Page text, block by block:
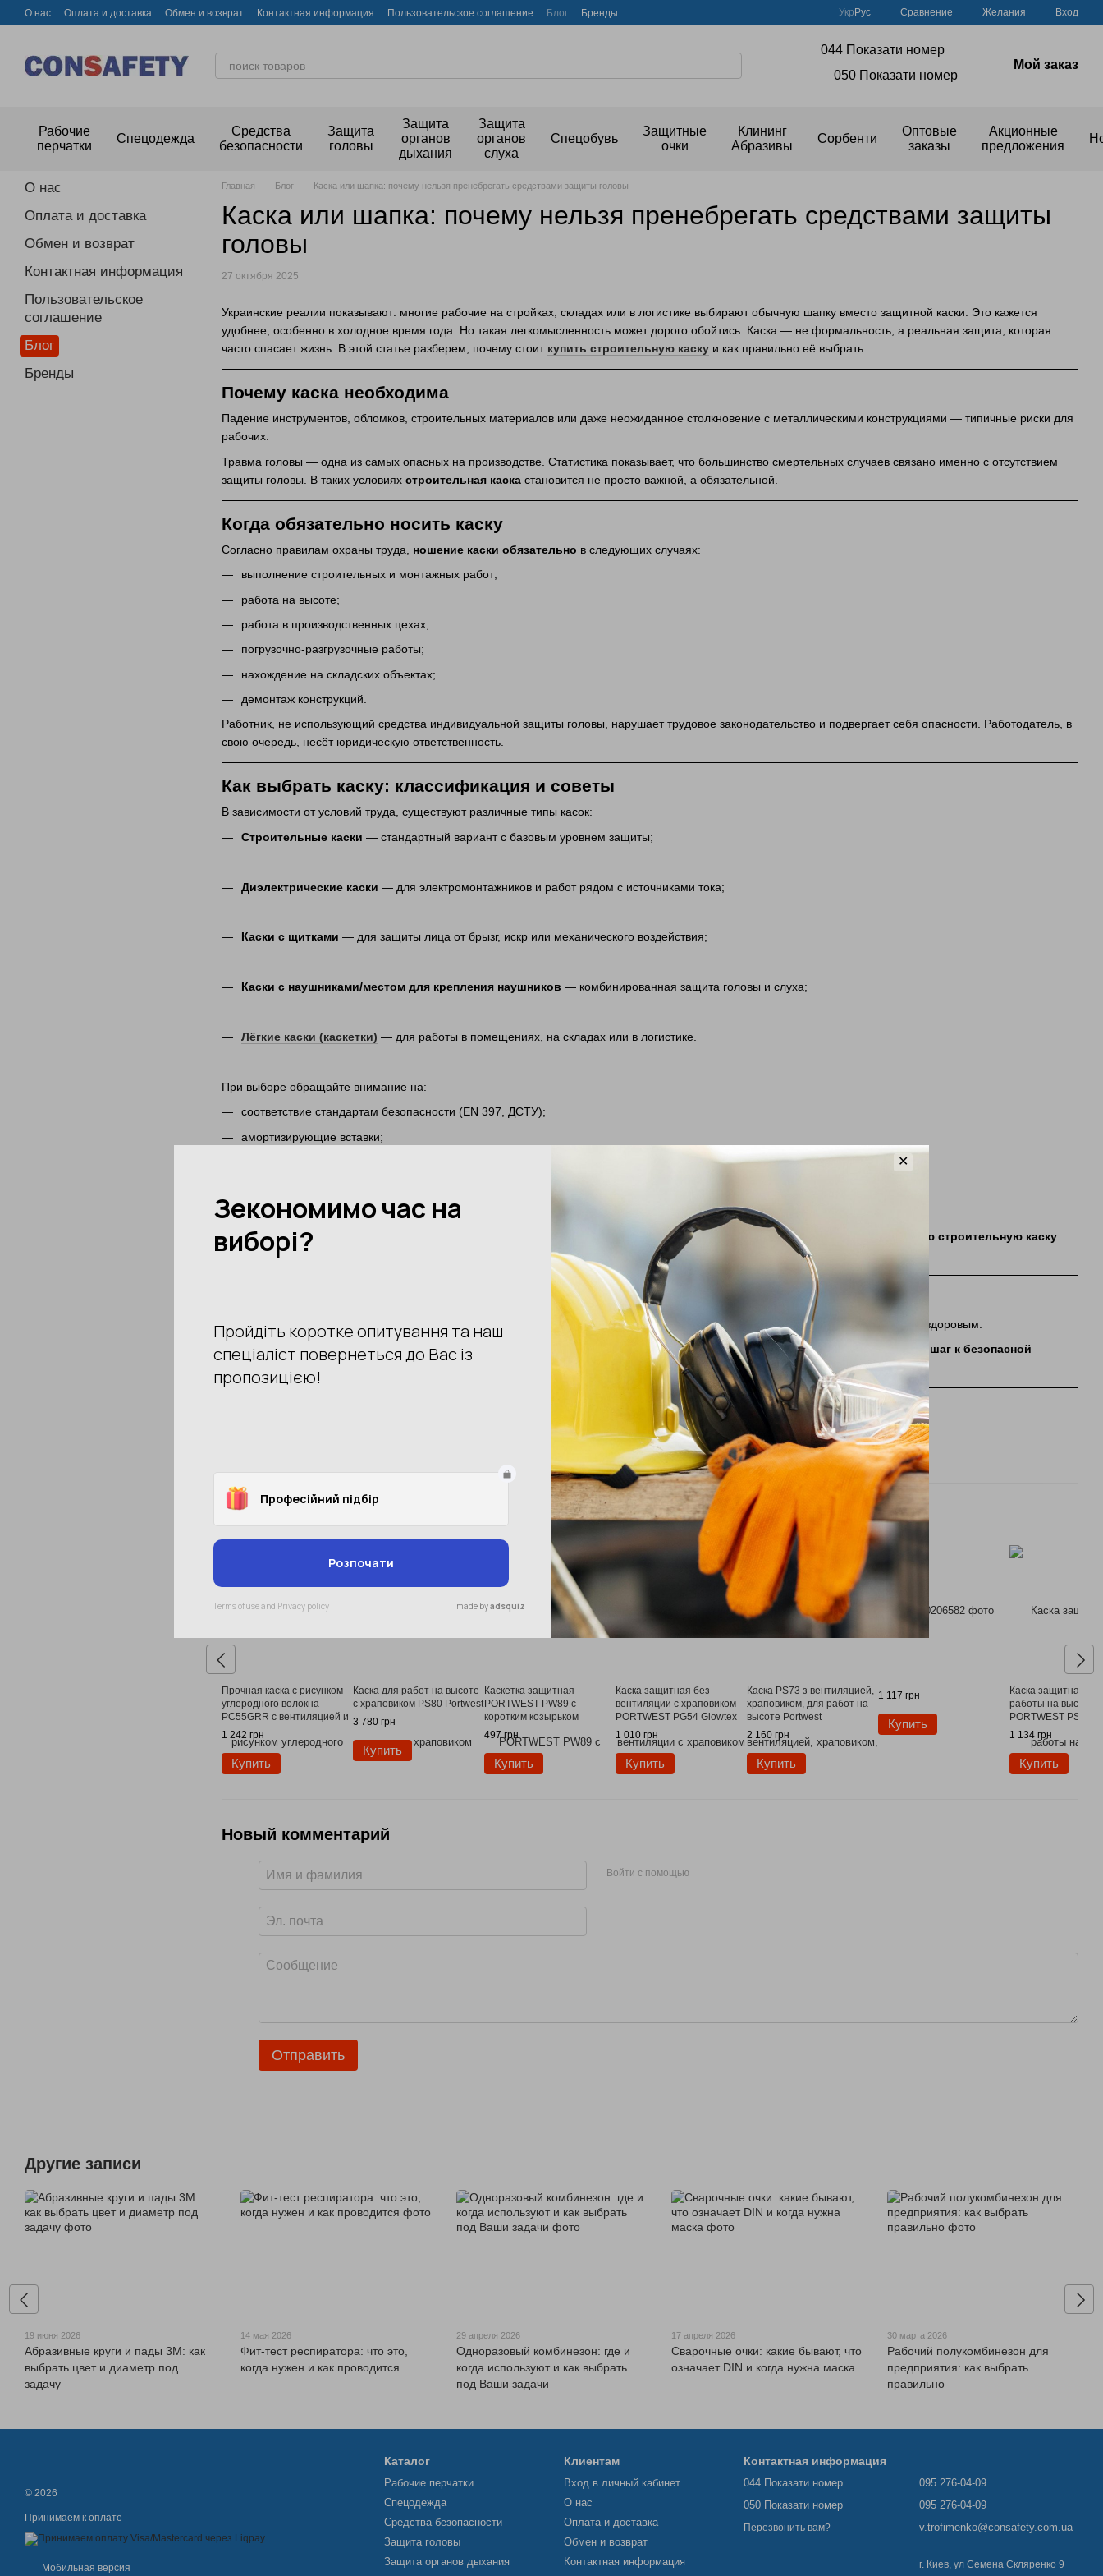
Перейти к основному контенту
О нас Оплата и доставка Обмен и возврат Контактная информация Пользовательское соглашение Блог Бренды Укр Рус Сравнение Желания Вход
044 Показати номер
050 Показати номер
Мой заказ
Рабочие
перчатки
Спецодежда
Средства
безопасности
Защита
головы
Защита
органов
дыхания
Защита
органов
слуха
Спецобувь
Защитные
очки
Клининг
Абразивы
Сорбенти
Оптовые
заказы
Акционные
предложения
Главная Блог Каска или шапка: почему нельзя пренебрегать средствами защиты головы
Каска или шапка: почему нельзя пренебрегать средствами защиты
головы
27 октября 2025
Украинские реалии показывают: многие рабочие на стройках, складах или в логистике выбирают обычную шапку вместо защитной каски. Это кажется
удобнее, особенно в холодное время года. Но такая легкомысленность может дорого обойтись. Каска — не формальность, а реальная защита, которая
часто спасает жизнь. В этой статье разберем, почему стоит купить строительную каску и как правильно её выбрать.
Почему каска необходима
Падение инструментов, обломков, строительных материалов или даже неожиданное столкновение с металлическими конструкциями — типичные риски для
рабочих.
Травма головы — одна из самых опасных на производстве. Статистика показывает, что большинство смертельных случаев связано именно с отсутствием
защиты головы. В таких условиях строительная каска становится не просто важной, а обязательной.
Когда обязательно носить каску
Согласно правилам охраны труда, ношение каски обязательно в следующих случаях:
выполнение строительных и монтажных работ;
работа на высоте;
работа в производственных цехах;
погрузочно-разгрузочные работы;
нахождение на складских объектах;
демонтаж конструкций.
Работник, не использующий средства индивидуальной защиты головы, нарушает трудовое законодательство и подвергает себя опасности. Работодатель, в
свою очередь, несёт юридическую ответственность.
Как выбрать каску: классификация и советы
В зависимости от условий труда, существуют различные типы касок:
Строительные каски — стандартный вариант с базовым уровнем защиты;
Диэлектрические каски — для электромонтажников и работ рядом с источниками тока;
Каски с щитками — для защиты лица от брызг, искр или механического воздействия;
Каски с наушниками/местом для крепления наушников — комбинированная защита головы и слуха;
Лёгкие каски (каскетки) — для работы в помещениях, на складах или в логистике.
При выборе обращайте внимание на:
соответствие стандартам безопасности (EN 397, ДСТУ);
амортизирующие вставки;
возможность использовать с дополнительными аксессуарами (наушники, щитки, подшлемники).
Если вы не уверены в выборе — лучше проконсультироваться со специалистамиConsafety . Здесь помогут подобрать
идеальную строительную каску
под ваши условия работы
, с учетом безопасности и комфорта.
Купить строительную каску — значит инвестировать в безопасность
Защитная каска — это не лишняя трата, а гарантия того, что даже в самых опасных условиях работник вернётся домой живым и здоровым.
Не пренебрегайте средствами индивидуальной защиты.
Купить строительную каску — это простой, доступный и разумный шаг к безопасной
— выберите надёжную защиту для себя или своей команды уже сегодня.
Прочная каска с рисунком
углеродного волокна
PC55GRR с вентиляцией и
храповиком
1 242 грн
Купить
Каска для работ на высоте
с храповиком PS80 Portwest
3 780 грн
Купить
Каскетка защитная
PORTWEST PW89 с
коротким козырьком
497 грн
Купить
Каска защитная без
вентиляции с храповиком
PORTWEST PG54 Glowtex
1 010 грн
Купить
Каска PS73 з вентиляцией,
храповиком, для работ на
высоте Portwest
2 160 грн
Купить
1 117 грн
Купить
Каска защитная
работы на высоте
PORTWEST PS53
1 134 грн
Купить
Новый комментарий
Войти с помощью
Отправить
О нас
Оплата и доставка
Обмен и возврат
Контактная информация
Пользовательское
соглашение
Блог
Бренды
Другие записи
19 июня 2026
Абразивные круги и пады 3M: как
выбрать цвет и диаметр под
задачу
14 мая 2026
Фит-тест респиратора: что это,
когда нужен и как проводится
29 апреля 2026
Одноразовый комбинезон: где и
когда используют и как выбрать
под Ваши задачи
17 апреля 2026
Сварочные очки: какие бывают, что
означает DIN и когда нужна маска
30 марта 2026
Рабочий полукомбинезон для
предприятия: как выбрать
правильно
© 2026
Принимаем к оплате
Мобильная версия
Каталог
Рабочие перчатки
Спецодежда
Средства безопасности
Защита головы
Защита органов дыхания
Клиентам
Вход в личный кабинет
О нас
Оплата и доставка
Обмен и возврат
Контактная информация
Контактная информация
044 Показати номер
050 Показати номер
Перезвонить вам?
095 276-04-09
095 276-04-09
v.trofimenko@consafety.com.ua
г. Киев, ул Семена Скляренко 9
✕